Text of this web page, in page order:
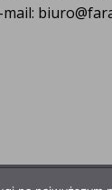
mail: